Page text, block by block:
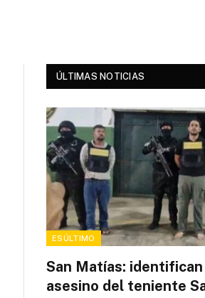
ÚLTIMAS NOTICIAS
ESÚLTIMO
San Matías:
asesino del teniente